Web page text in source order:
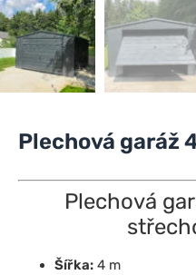
Plechová garáž
Plechová
Šířka: 4 m